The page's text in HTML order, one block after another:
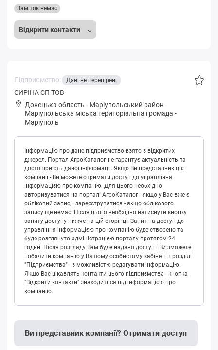
Відкрити контакти
Заміток немає
Підприємство: Дані не перевірені
СИРІНА СП ТОВ
Донецька область - Маріупольський район -
Мapіупoльськa міська територіальна громада -
Маріуполь
Інформацію про дане підприємство взято з відкритих
джерел. Портал АгроКаталог не гарантує актуальність та
достовірність даної інформації. Якщо Ви представник цієї
компанії - Ви можете отримати доступ до управління
інформацією про компанію. Для цього необхідно
авторизуватися на порталі АгроКаталог - якщо у Вас вже є
обліковий запис, і зареєструватися - якщо облікового
запису ще немає. Після цього необхідно натиснути кнопку
запиту доступу нижче на цій сторінці. Запит на доступ до
управління інформацією про компанію буде створено та
буде розглянуто адміністрацією порталу протягом 24
годин. Після розгляду Вам буде надано доступ і Ви зможете
побачити компанію у Вашому особистому кабінеті в розділі
"Підприємства" - з можливістю редагувати інформацію.
Якщо Вас цікавлять контакти цього підприємства - кнопка
"Відкрити контакти" знаходиться під інформацією про
компанію.
Ви представник компанії? Отримати доступ